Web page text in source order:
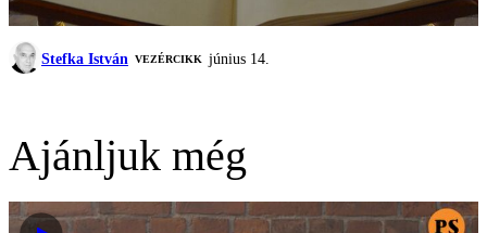
Stefka István VEZÉRCIKK június 14.
Ajánljuk még